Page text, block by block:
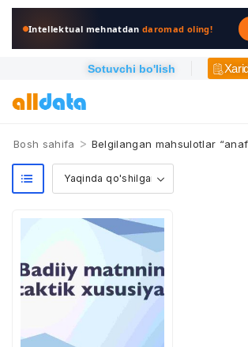
Intellektual mehnatdandaromad oling!
Sotuvchi bo'lish
Bosh sahifa > Belgilangan mahsulotlar